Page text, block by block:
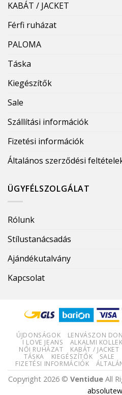
KABÁT / JACKET
Férfi ruházat
PALOMA
Táska
Kiegészítők
Sale
Szállítási információk
Fizetési információk
Általános szerződési
ÜGYFÉLSZOLGÁLAT
Rólunk
Stílustanácsadás
Ajándékutalvány
Kapcsolat
ÚJDONSÁGOK LENVÁSZON
I LOVE JEANS
ALKALMI
NŐI RUHÁZAT
KABÁT / JACKET
TÁSKA
KIEGÉSZÍTŐK SALE
FIZETÉSI INFORMÁCIÓK
Copyright 2026 © Ventidue All